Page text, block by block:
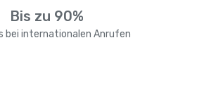
Bis zu 90%
bei internationalen Anrufen